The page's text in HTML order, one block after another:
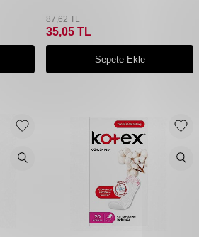
87,62 TL
35,05 TL
Sepete Ekle